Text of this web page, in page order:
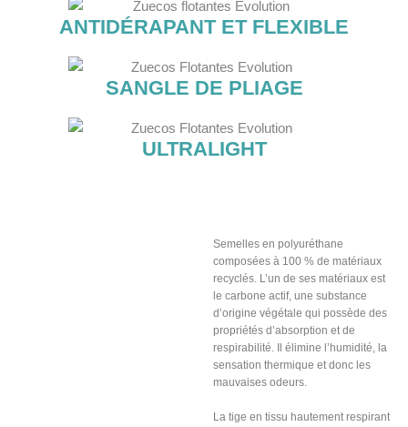
ANTIDÉRAPANT ET FLEXIBLE
SANGLE DE PLIAGE
ULTRALIGHT
Semelles en polyuréthane
composées à 100 % de matériaux
recyclés. L’un de ses matériaux est
le carbone actif, une substance
d’origine végétale qui possède des
propriétés d’absorption et de
respirabilité. Il élimine l’humidité, la
sensation thermique et donc les
mauvaises odeurs.
La tige en tissu hautement respirant